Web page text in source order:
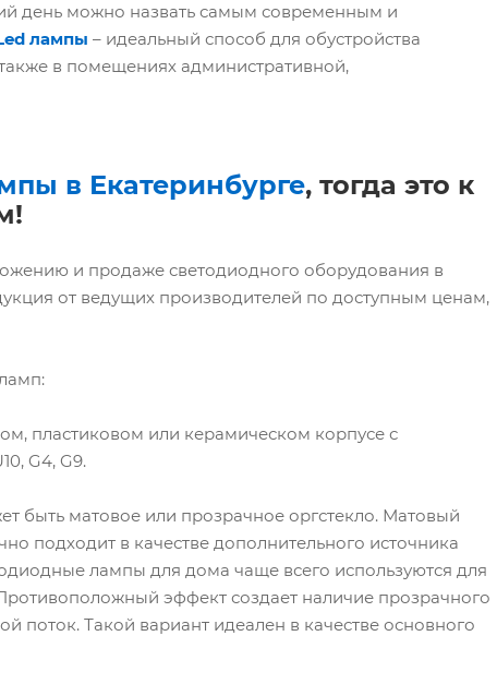
день можно назвать самым современным и
лампы – идеальный способ для обустройства
в помещениях административной,
в Екатеринбурге, тогда это к
и продаже светодиодного оборудования в
от ведущих производителей по доступным ценам,
пластиковом или керамическом корпусе с
G4, G9.
быть матовое или прозрачное оргстекло. Матовый
подходит в качестве дополнительного источника
лампы для дома чаще всего используются для
эффект создает наличие прозрачного
поток. Такой вариант идеален в качестве основного